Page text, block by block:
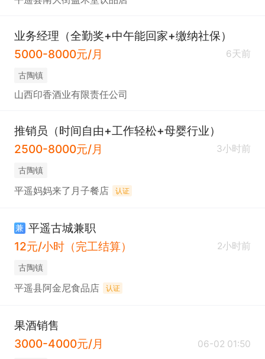
业务经理（全勤奖+中午能回家+缴纳社保）
5000-8000元/月
6天前
古陶镇
山西印香酒业有限责任公司
推销员（时间自由+工作轻松+母婴行业）
2500-8000元/月
3小时前
古陶镇
平遥妈妈来了月子餐店 认证
兼 平遥古城兼职
12元/小时（完工结算）
2小时前
古陶镇
平遥县阿金尼食品店 认证
果酒销售
3000-4000元/月
06-02 01:50